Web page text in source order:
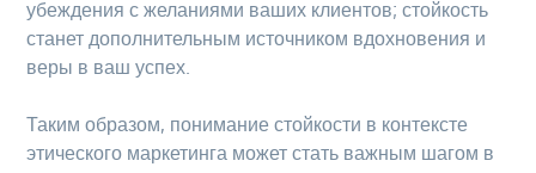
убеждения с желаниями ваших клиентов; стойкость
станет дополнительным источником вдохновения и
веры в ваш успех.
Таким образом, понимание стойкости в контексте
этического маркетинга может стать важным шагом в